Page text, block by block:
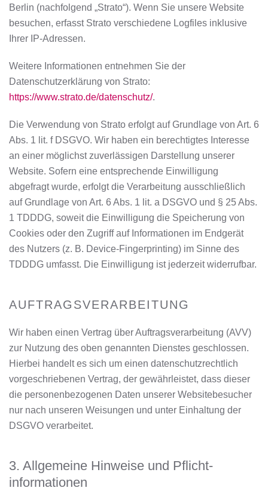
Berlin (nachfolgend „Strato“). Wenn Sie unsere Website
besuchen, erfasst Strato verschiedene Logfiles inklusive
Ihrer IP-Adressen.
Weitere Informationen entnehmen Sie der
Datenschutzerklärung von Strato:
https://www.strato.de/datenschutz/.
Die Verwendung von Strato erfolgt auf Grundlage von Art. 6
Abs. 1 lit. f DSGVO. Wir haben ein berechtigtes Interesse
an einer möglichst zuverlässigen Darstellung unserer
Website. Sofern eine entsprechende Einwilligung
abgefragt wurde, erfolgt die Verarbeitung ausschließlich
auf Grundlage von Art. 6 Abs. 1 lit. a DSGVO und § 25 Abs.
1 TDDDG, soweit die Einwilligung die Speicherung von
Cookies oder den Zugriff auf Informationen im Endgerät
des Nutzers (z. B. Device-Fingerprinting) im Sinne des
TDDDG umfasst. Die Einwilligung ist jederzeit widerrufbar.
AUFTRAGSVERARBEITUNG
Wir haben einen Vertrag über Auftragsverarbeitung (AVV)
zur Nutzung des oben genannten Dienstes geschlossen.
Hierbei handelt es sich um einen datenschutzrechtlich
vorgeschriebenen Vertrag, der gewährleistet, dass dieser
die personenbezogenen Daten unserer Websitebesucher
nur nach unseren Weisungen und unter Einhaltung der
DSGVO verarbeitet.
3. Allgemeine Hinweise und Pflicht­
informationen